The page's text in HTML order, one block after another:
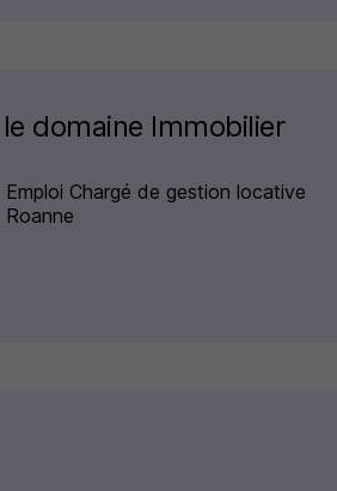
domaine Immobilier
Emploi Chargé de gestion locative
Roanne